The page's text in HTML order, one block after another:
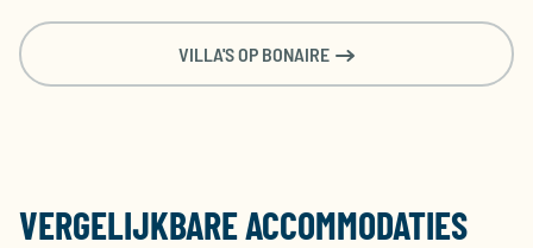
VILLA'S OP BONAIRE
VERGELIJKBARE ACCOMMODATIES